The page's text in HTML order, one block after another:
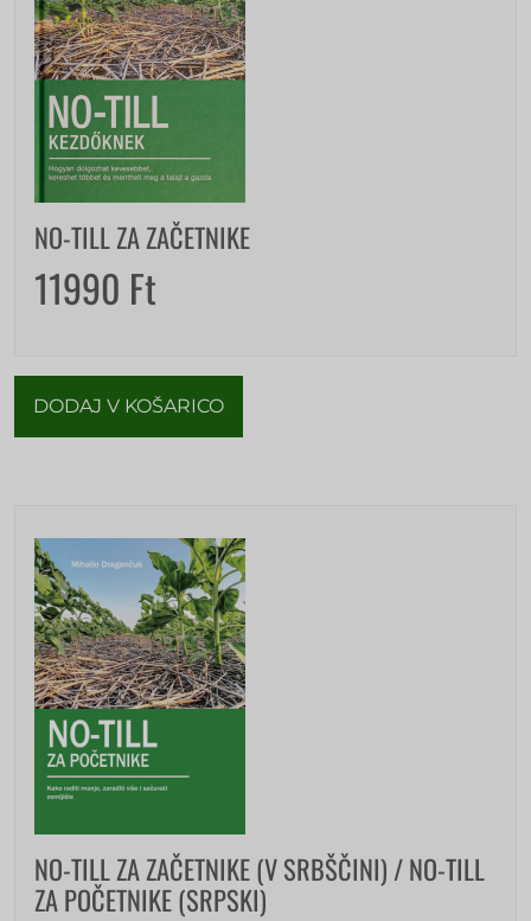
NO-TILL ZA ZAČETNIKE
11990 Ft
DODAJ V KOŠARICO
NO-TILL ZA ZAČETNIKE (V SRBŠČINI) / NO-TILL
ZA POČETNIKE (SRPSKI)